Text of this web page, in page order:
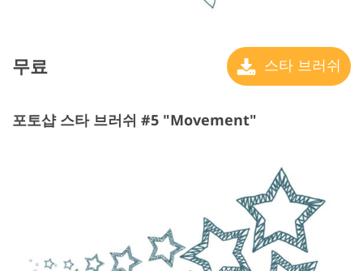
무료 스타 브러쉬
포토샵 스타 브러쉬 #5 "Movement"